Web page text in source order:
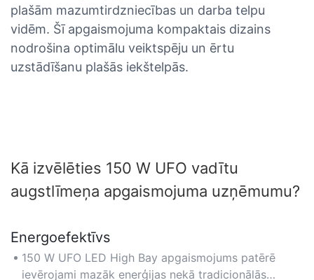
plašām mazumtirdzniecības un darba telpu
vidēm. Šī apgaismojuma kompaktais dizains
nodrošina optimālu veiktspēju un ērtu
uzstādīšanu plašās iekštelpās.
Kā izvēlēties 150 W UFO vadītu
augstlīmeņa apgaismojuma uzņēmumu?
Energoefektīvs
150 W UFO LED High Bay apgaismojums patērē
ievērojami mazāk enerģijas nekā tradicionālās